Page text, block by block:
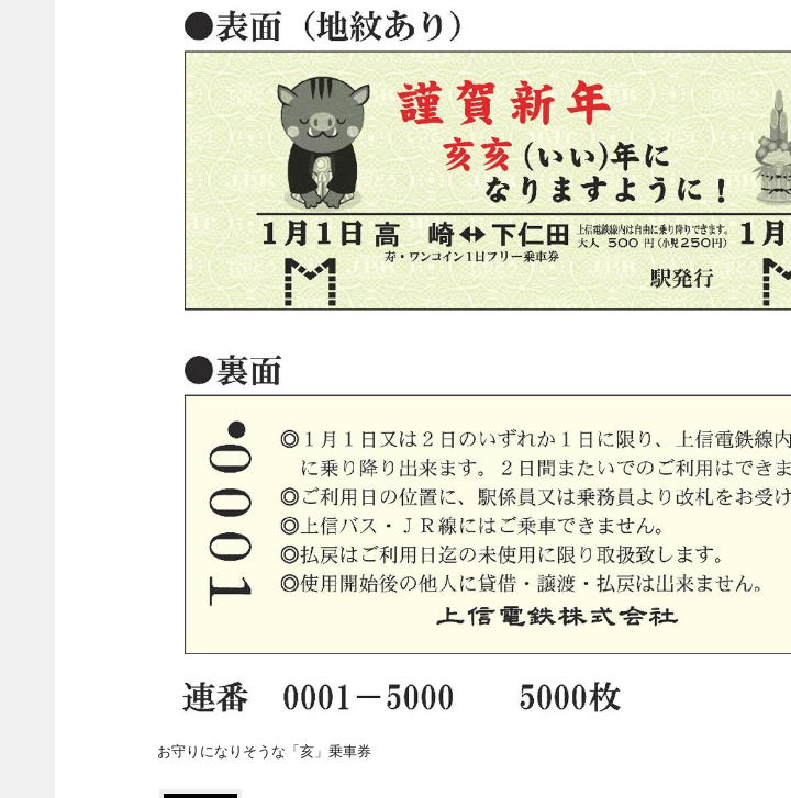
お守りになりそうな「亥」乗車券